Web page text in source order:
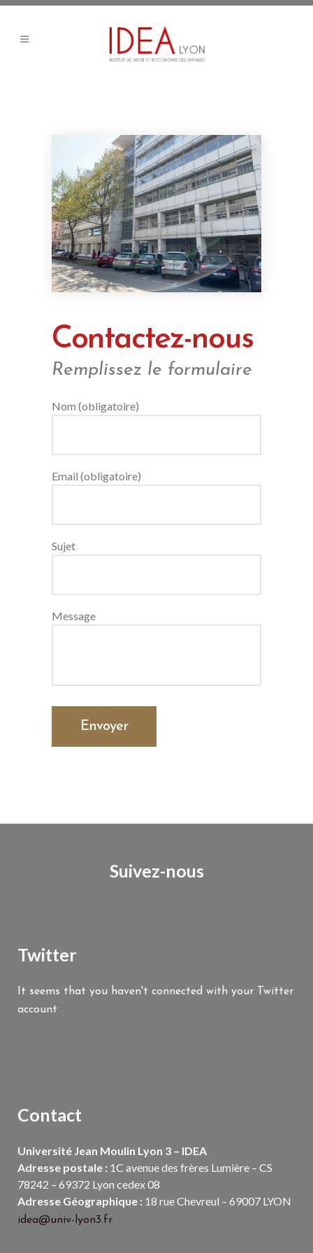
Contactez-nous
Remplissez le formulaire
Nom (obligatoire)
Email (obligatoire)
Sujet
Message
Suivez-nous
Twitter
It seems that you haven't connected with your Twitter
account
Contact
Université Jean Moulin Lyon 3 – IDEA
Adresse postale : 1C avenue des frères Lumière – CS
78242 – 69372 Lyon cedex 08
Adresse Géographique : 18 rue Chevreul – 69007 LYON
idea@univ-lyon3.fr